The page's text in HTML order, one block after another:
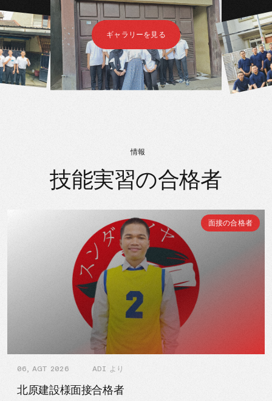
ギャラリーを見る
情報
技能実習の合格者
面接の合格者
06, AGT 2026 ADI より
北原建設様面接合格者